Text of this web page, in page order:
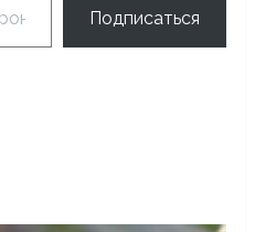
Подписаться